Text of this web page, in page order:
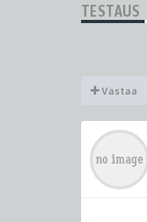
TESTAUS
Vastaa